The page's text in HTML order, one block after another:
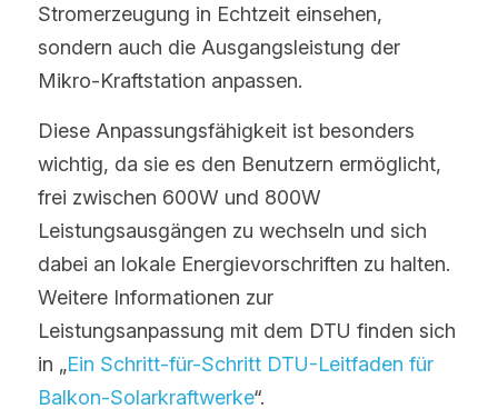
Stromerzeugung in Echtzeit einsehen,
sondern auch die Ausgangsleistung der
Mikro-Kraftstation anpassen.
Diese Anpassungsfähigkeit ist besonders
wichtig, da sie es den Benutzern ermöglicht,
frei zwischen 600W und 800W
Leistungsausgängen zu wechseln und sich
dabei an lokale Energievorschriften zu halten.
Weitere Informationen zur
Leistungsanpassung mit dem DTU finden sich
in „Ein Schritt-für-Schritt DTU-Leitfaden für
Balkon-Solarkraftwerke“.